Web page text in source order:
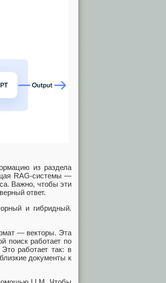
из раздела
RAG-системы —
Важно, чтобы эти
ответ.
и гибридный.
— векторы. Эта
поиск работает по
Это работает так: в
документы к